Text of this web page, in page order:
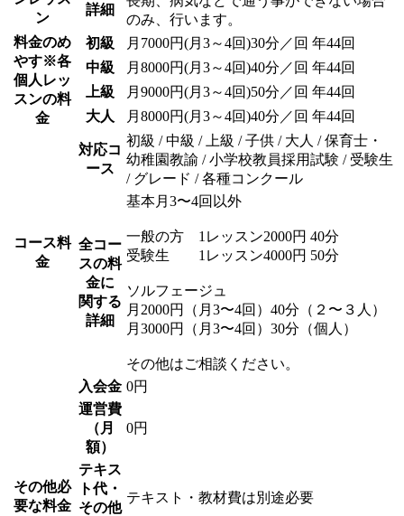
ン
詳細
のみ、行います。
料金のめ
やす※各
個人レッ
スンの料
金
初級
月7000円(月3～4回)30分／回 年44回
中級
月8000円(月3～4回)40分／回 年44回
上級
月9000円(月3～4回)50分／回 年44回
大人
月8000円(月3～4回)40分／回 年44回
コース料
金
対応コ
ース
初級 / 中級 / 上級 / 子供 / 大人 / 保育士・
幼稚園教諭 / 小学校教員採用試験 / 受験生
/ グレード / 各種コンクール
全コー
スの料
金に
関する
詳細
基本月3〜4回以外
一般の方 1レッスン2000円 40分
受験生 1レッスン4000円 50分
ソルフェージュ
月2000円（月3〜4回）40分（２〜３人）
月3000円（月3〜4回）30分（個人）
その他はご相談ください。
その他必
要な料金
入会金 0円
運営費
（月
額）
0円
テキス
ト代・
その他
テキスト・教材費は別途必要